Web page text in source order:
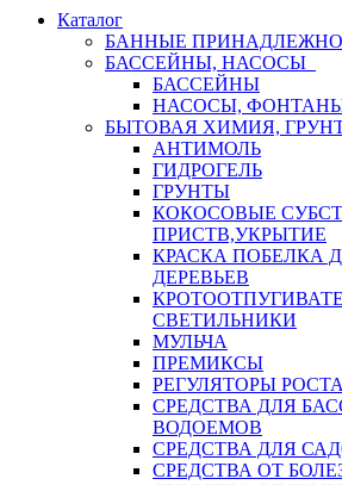
Каталог
БАННЫЕ
БАССЕЙНЫ, НАСОСЫ
БАССЕЙНЫ
НАСОСЫ,
БЫТОВАЯ ХИМИЯ,
АНТИМОЛЬ
ГИДРОГЕЛЬ
ГРУНТЫ
КОКОСОВЫЕ
ПРИСТВ,УКРЫТИЕ
КРАСКА ПОБЕЛКА
ДЕРЕВЬЕВ
СВЕТИЛЬНИКИ
МУЛЬЧА
ПРЕМИКСЫ
РЕГУЛЯТОРЫ РОСТА
СРЕДСТВА ДЛЯ
ВОДОЕМОВ
СРЕДСТВА ДЛЯ
СРЕДСТВА ОТ